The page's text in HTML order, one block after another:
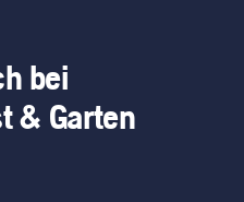
bei
& Garten